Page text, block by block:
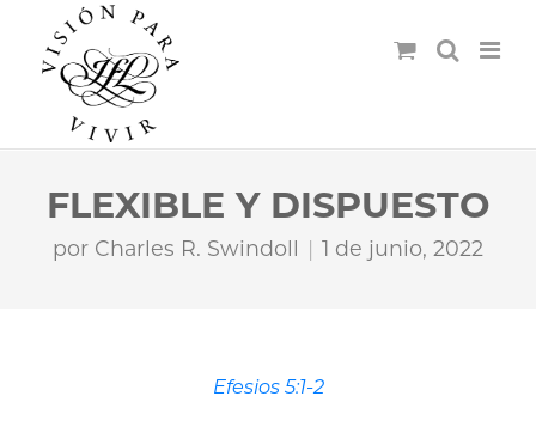
FLEXIBLE Y DISPUESTO
por Charles R. Swindoll 1 de junio, 2022
Efesios 5:1-2